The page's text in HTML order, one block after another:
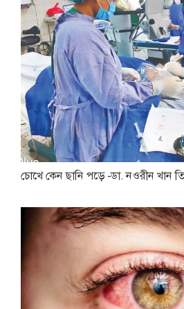
চোখে কেন ছানি পড়ে -ডা. নওরীন খান